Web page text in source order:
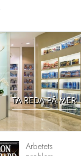
TA REDA PÅ MER
Arbetets